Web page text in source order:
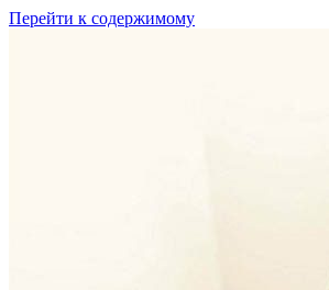
Перейти к содержимому